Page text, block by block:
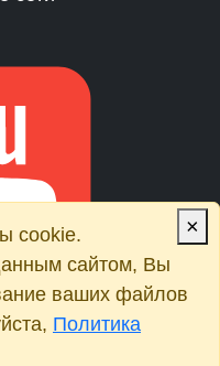
×
cookie.
сайтом, Вы
ваших файлов
Политика